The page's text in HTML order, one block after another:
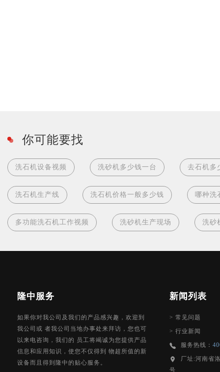
你可能要找
洗石机设备视频 洗砂机多少钱一台 去石机多
洗石机生产线 洗石机价格一般多少钱 哪种洗
多功能洗石机工作视频 洗砂机生产现场 洗砂
隆中服务
如果你对我公司及我们的产品感兴趣，欢迎到
我公司或 者我公司当地办事处来拜访，您也可
以来电咨询，我们的 员工将竭诚为您提供产品
信息和应用知识，使您不仅得到 物超所值的新
设备而且得到隆中的贴心服务。
新闻列表
> 常见问题
> 行业新闻
服务热线：
厂址:河南省
号